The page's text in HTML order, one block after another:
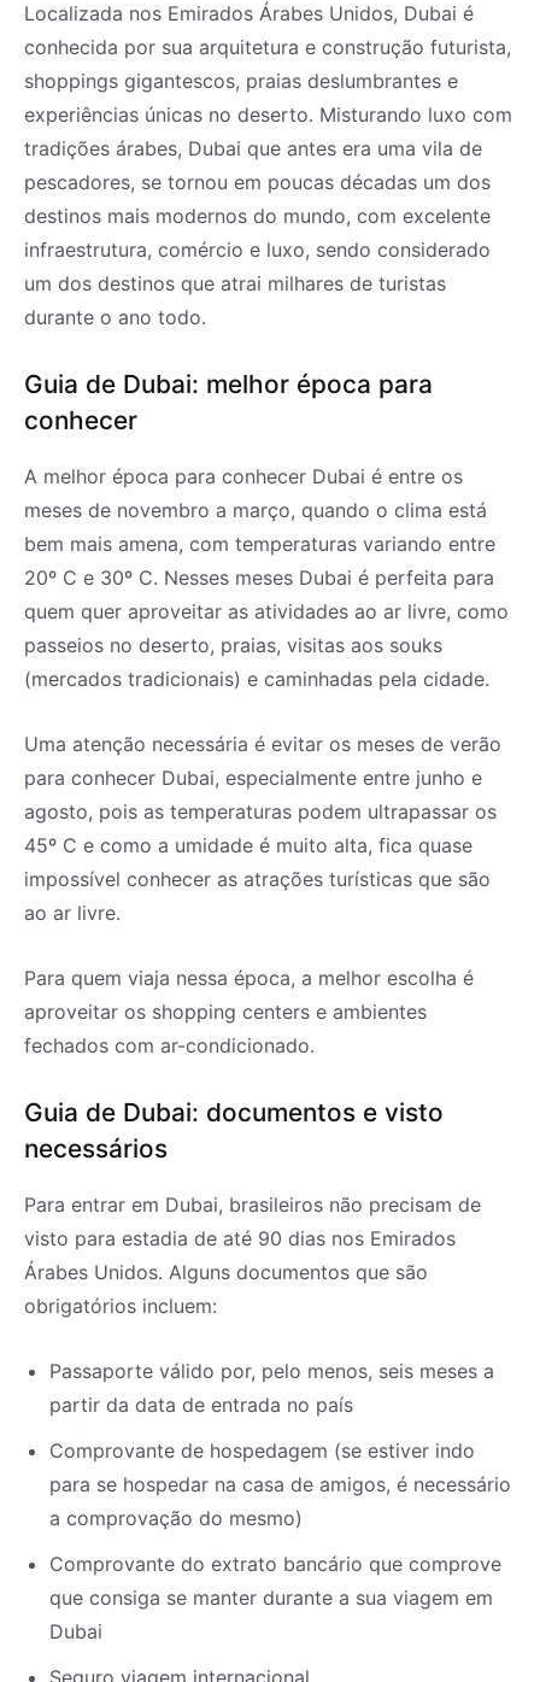
Localizada nos Emirados Árabes Unidos, Dubai é
conhecida por sua arquitetura e construção futurista,
shoppings gigantescos, praias deslumbrantes e
experiências únicas no deserto. Misturando luxo com
tradições árabes, Dubai que antes era uma vila de
pescadores, se tornou em poucas décadas um dos
destinos mais modernos do mundo, com excelente
infraestrutura, comércio e luxo, sendo considerado
um dos destinos que atrai milhares de turistas
durante o ano todo.
Guia de Dubai: melhor época para
conhecer
A melhor época para conhecer Dubai é entre os
meses de novembro a março, quando o clima está
bem mais amena, com temperaturas variando entre
20º C e 30º C. Nesses meses Dubai é perfeita para
quem quer aproveitar as atividades ao ar livre, como
passeios no deserto, praias, visitas aos souks
(mercados tradicionais) e caminhadas pela cidade.
Uma atenção necessária é evitar os meses de verão
para conhecer Dubai, especialmente entre junho e
agosto, pois as temperaturas podem ultrapassar os
45º C e como a umidade é muito alta, fica quase
impossível conhecer as atrações turísticas que são
ao ar livre.
Para quem viaja nessa época, a melhor escolha é
aproveitar os shopping centers e ambientes
fechados com ar-condicionado.
Guia de Dubai: documentos e visto
necessários
Para entrar em Dubai, brasileiros não precisam de
visto para estadia de até 90 dias nos Emirados
Árabes Unidos. Alguns documentos que são
obrigatórios incluem:
Passaporte válido por, pelo menos, seis meses a
partir da data de entrada no país
Comprovante de hospedagem (se estiver indo
para se hospedar na casa de amigos, é necessário
a comprovação do mesmo)
Comprovante do extrato bancário que comprove
que consiga se manter durante a sua viagem em
Dubai